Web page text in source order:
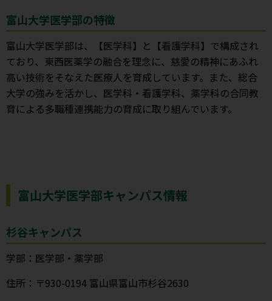
富山大学医学部の特徴
富山大学医学部は、【医学科】と【看護学科】で構成され
ており、東西医薬学の融合を理念に、慈愛の精神にあふれ
高い技術をそなえた医療人を育成しています。また、総合
大学の強みを活かし、医学科・看護学科、薬学科の合同教
育による多職種連携能力の育成に取り組んでいます。
富山大学医学部キャンパス情報
杉谷キャンパス
学部：医学部・薬学部
住所：〒930-0194 富山県富山市杉谷2630